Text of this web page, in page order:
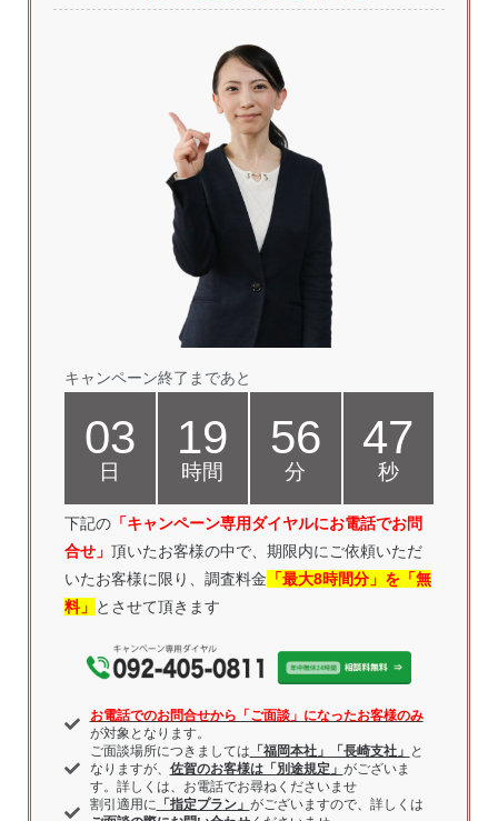
キャンペーン終了まであと
03
日
19
時間
56
分
46
秒
下記の 「キャンペーン専用ダイヤルにお電話でお問
合せ」 頂いたお客様の中で、期限内にご依頼いただ
いたお客様に限り、調査料金 「最大8時間分」を「無
料」 とさせて頂きます
お電話でのお問合せから「ご面談」になったお客様のみ
が対象となります。
ご面談場所につきましては 「福岡本社」「長崎支社」 と
なりますが、 佐賀のお客様は「別途規定」 がございま
す。詳しくは、お電話でお尋ねくださいませ
割引適用に 「指定プラン」 がございますので、詳しくは